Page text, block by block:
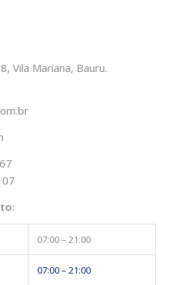
Vila Mariana, Bauru.
07:00 – 21:00
07:00 – 21:00